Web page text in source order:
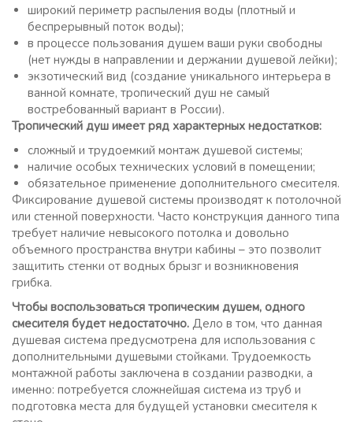
широкий периметр распыления воды (плотный и
беспрерывный поток воды);
в процессе пользования душем ваши руки свободны
(нет нужды в направлении и держании душевой лейки);
экзотический вид (создание уникального интерьера в
ванной комнате, тропический душ не самый
востребованный вариант в России).
Тропический душ имеет ряд характерных недостатков:
сложный и трудоемкий монтаж душевой системы;
наличие особых технических условий в помещении;
обязательное применение дополнительного смесителя.
Фиксирование душевой системы производят к потолочной
или стенной поверхности. Часто конструкция данного типа
требует наличие невысокого потолка и довольно
объемного пространства внутри кабины – это позволит
защитить стенки от водных брызг и возникновения
грибка.
Чтобы воспользоваться тропическим душем, одного
смесителя будет недостаточно. Дело в том, что данная
душевая система предусмотрена для использования с
дополнительными душевыми стойками. Трудоемкость
монтажной работы заключена в создании разводки, а
именно: потребуется сложнейшая система из труб и
подготовка места для будущей установки смесителя к